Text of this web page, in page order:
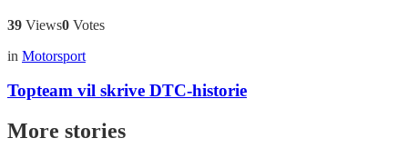
39 Views0 Votes
in Motorsport
Topteam vil skrive DTC-historie
More stories